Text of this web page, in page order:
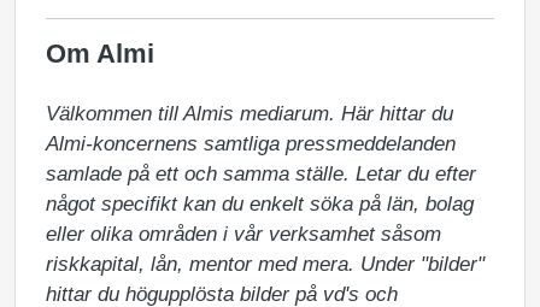
Om Almi
Välkommen till Almis mediarum. Här hittar du
Almi-koncernens samtliga pressmeddelanden
samlade på ett och samma ställe. Letar du efter
något specifikt kan du enkelt söka på län, bolag
eller olika områden i vår verksamhet såsom
riskkapital, lån, mentor med mera. Under "bilder"
hittar du högupplösta bilder på vd's och